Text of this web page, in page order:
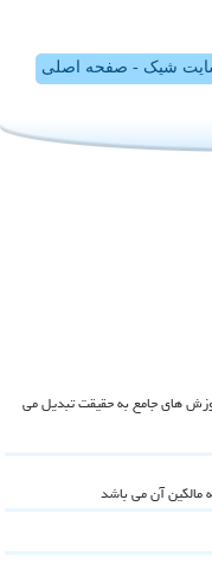
شیک - صفحه اصلی
های جامع به حقیقت تبدیل می